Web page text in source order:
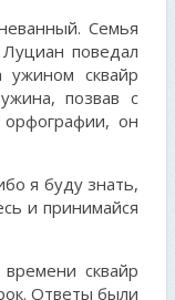
Семья
поведал
сквайр
позвав с
он
я буду знать,
и принимайся
сквайр
Ответы были